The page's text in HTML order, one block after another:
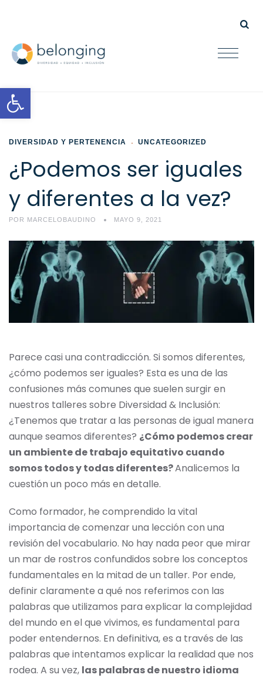
Open toolbar
DIVERSIDAD Y PERTENENCIA UNCATEGORIZED
¿Podemos ser iguales
y diferentes a la vez?
POR MARCELOBAUDINO MAYO 9, 2021
Parece casi una contradicción. Si somos diferentes,
¿cómo podemos ser iguales? Esta es una de las
confusiones más comunes que suelen surgir en
nuestros talleres sobre Diversidad & Inclusión:
¿Tenemos que tratar a las personas de igual manera
aunque seamos diferentes? ¿Cómo podemos crear
un ambiente de trabajo equitativo cuando
somos todos y todas diferentes?Analicemos la
cuestión un poco más en detalle.
Como formador, he comprendido la vital
importancia de comenzar una lección con una
revisión del vocabulario. No hay nada peor que mirar
un mar de rostros confundidos sobre los conceptos
fundamentales en la mitad de un taller. Por ende,
definir claramente a qué nos referimos con las
palabras que utilizamos para explicar la complejidad
del mundo en el que vivimos, es fundamental para
poder entendernos. En definitiva, es a través de las
palabras que intentamos explicar la realidad que nos
rodea. A su vez, las palabras de nuestro idioma